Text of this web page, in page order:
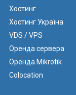
Хостинг
Хостинг Україна
VDS / VPS
Оренда сервера
Оренда Mikrotik
Colocation